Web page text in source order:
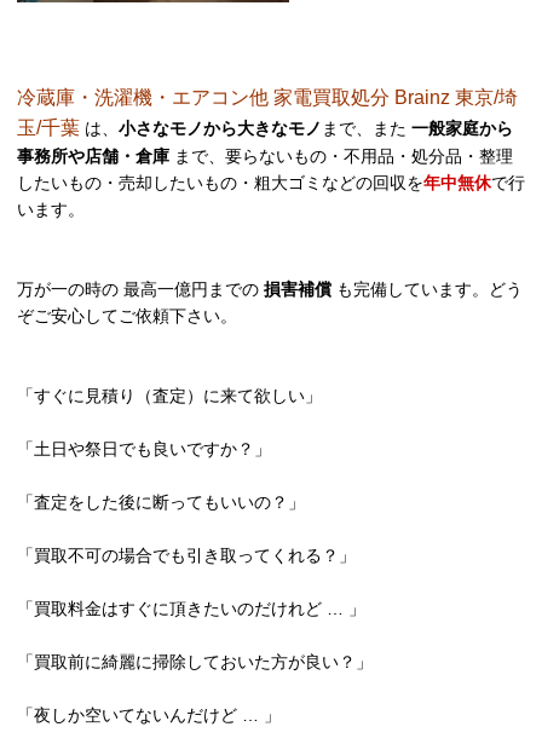
冷蔵庫・洗濯機・エアコン他 家電買取処分 Brainz 東京/埼
玉/千葉 は、 小さなモノから大きなモノ まで、また 一般家庭から
事務所や店舗・倉庫 まで、要らないもの・不用品・処分品・整理
したいもの・売却したいもの・粗大ゴミなどの回収を年中無休で行
います。
万が一の時の 最高一億円までの 損害補償 も完備しています。どう
ぞご安心してご依頼下さい。
「すぐに見積り（査定）に来て欲しい」
「土日や祭日でも良いですか？」
「査定をした後に断ってもいいの？」
「買取不可の場合でも引き取ってくれる？」
「買取料金はすぐに頂きたいのだけれど … 」
「買取前に綺麗に掃除しておいた方が良い？」
「夜しか空いてないんだけど … 」